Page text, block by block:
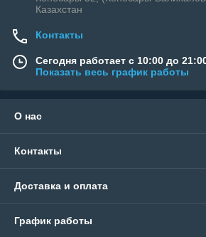
Казахстан
Контакты
Сегодня работает с 10:00 до
Показать весь график работы
О нас
Контакты
Доставка и оплата
График работы